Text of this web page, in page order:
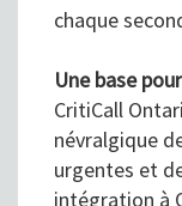
chaque
Une base
CritiCall
névralgique
urgentes et
intégration à